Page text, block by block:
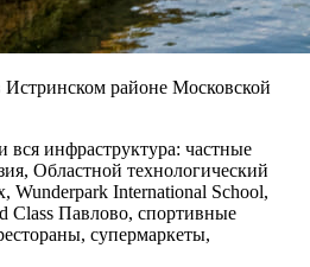
районе Московской
инфраструктура: частные
Областной технологический
International School,
Class Павлово, спортивные
супермаркеты,